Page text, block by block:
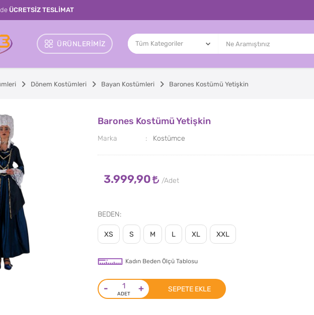
ÜCRETSİZ TESLİMAT
ÜRÜNLERIMIZ
Dönem Kostümleri Bayan Kostümleri Barones Kostümü Yetişkin
Barones Kostümü Yetişkin
Marka Kostümce
3.999,90
BEDEN
XS S M L XL XXL
Kadın Beden Ölçü Tablosu
- + SEPETE EKLE